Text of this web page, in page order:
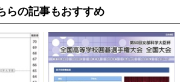
らの記事もおすすめ